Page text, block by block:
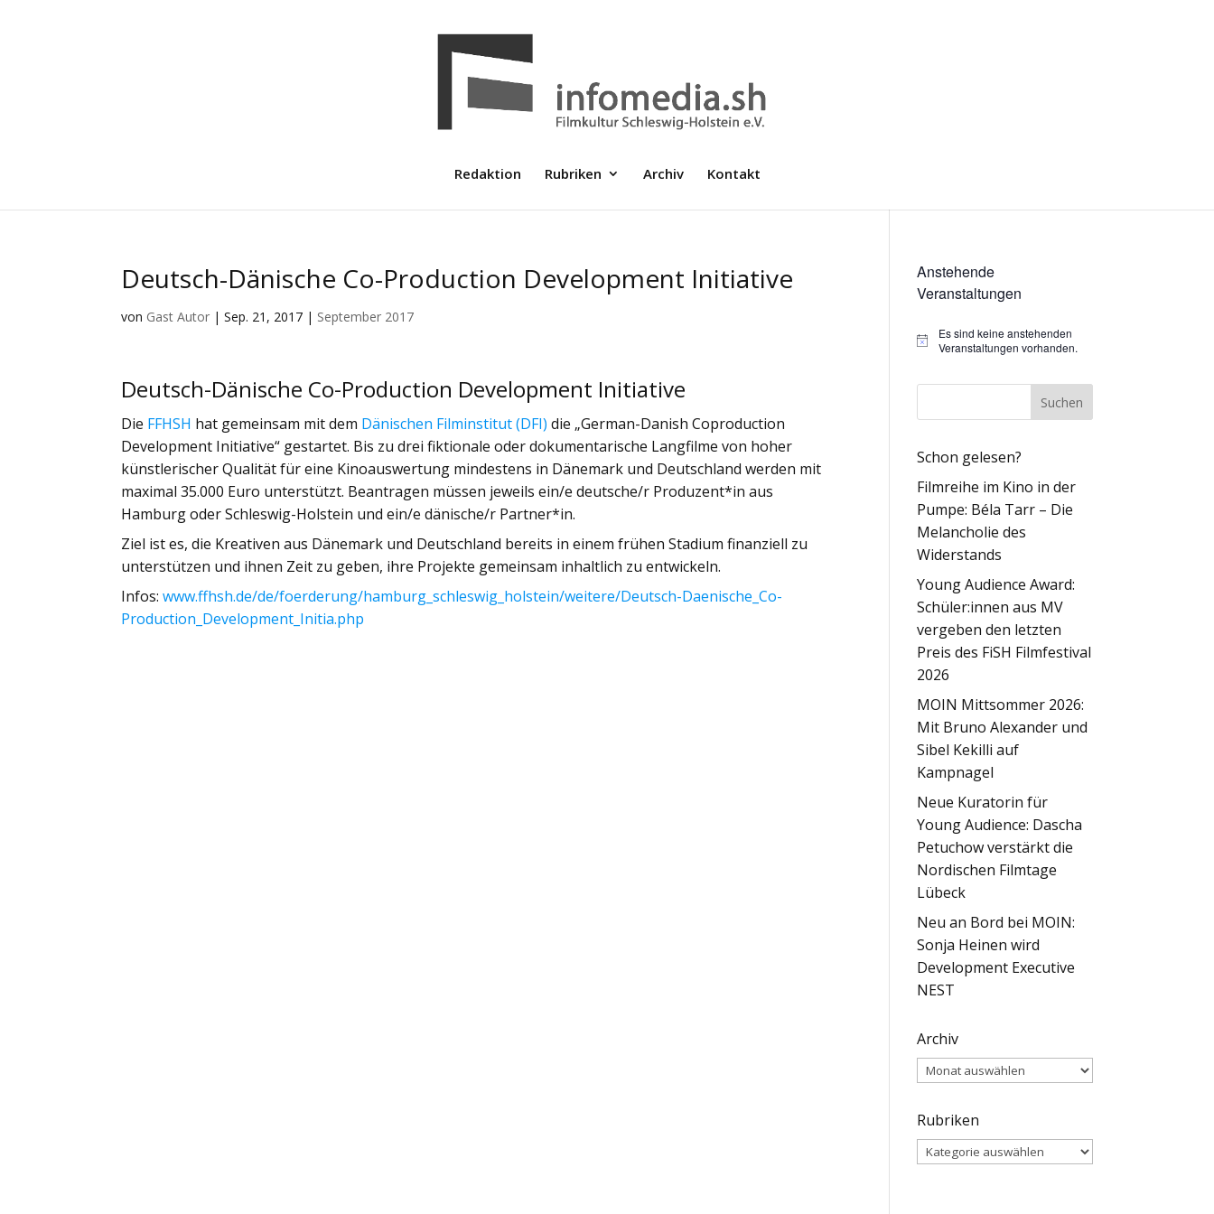
Redaktion Rubriken Archiv Kontakt
Deutsch-Dänische Co-Production Development Initiative
von Gast Autor |Sep. 21, 2017 | September 2017
Deutsch-Dänische Co-Production Development Initiative
Die FFHSH hat gemeinsam mit dem Dänischen Filminstitut (DFI)die „German-Danish Coproduction
Development Initiative“ gestartet. Bis zu drei fiktionale oder dokumentarische Langfilme von hoher
künstlerischer Qualität für eine Kinoauswertung mindestens in Dänemark und Deutschland werden mit
maximal 35.000 Euro unterstützt. Beantragen müssen jeweils ein/e deutsche/r Produzent*in aus
Hamburg oder Schleswig-Holstein und ein/e dänische/r Partner*in.
Ziel ist es, die Kreativen aus Dänemark und Deutschland bereits in einem frühen Stadium finanziell zu
unterstützen und ihnen Zeit zu geben, ihre Projekte gemeinsam inhaltlich zu entwickeln.
Infos:www.ffhsh.de/de/foerderung/hamburg_schleswig_holstein/weitere/Deutsch-Daenische_Co-
Production_Development_Initia.php
Anstehende
Veranstaltungen
Hinweis
Es sind keine anstehenden
Veranstaltungen vorhanden.
Schon gelesen?
Filmreihe im Kino in der
Pumpe: Béla Tarr – Die
Melancholie des
Widerstands
Young Audience Award:
Schüler:innen aus MV
vergeben den letzten
Preis des FiSH Filmfestival
2026
MOIN Mittsommer 2026:
Mit Bruno Alexander und
Sibel Kekilli auf
Kampnagel
Neue Kuratorin für
Young Audience: Dascha
Petuchow verstärkt die
Nordischen Filmtage
Lübeck
Neu an Bord bei MOIN:
Sonja Heinen wird
Development Executive
NEST
Archiv
Archiv
Rubriken
Rubriken